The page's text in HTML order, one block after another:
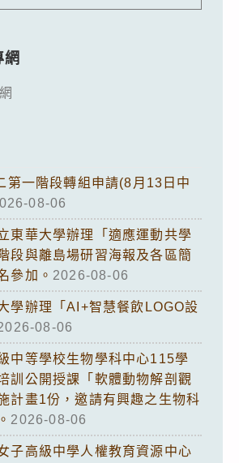
網
第一階段轉組申請(8月13日中
08-06
東華大學辦理「適應運動共學
段與離島場研習海報及各區簡
參加。 2026-08-06
學辦理「AI+智慧餐飲LOGO設
08-06
中等學校生物學科中心115學
訓公開授課「軟體動物解剖觀
計畫1份，邀請有興趣之生物科
2026-08-06
子高級中學人權教育資源中心